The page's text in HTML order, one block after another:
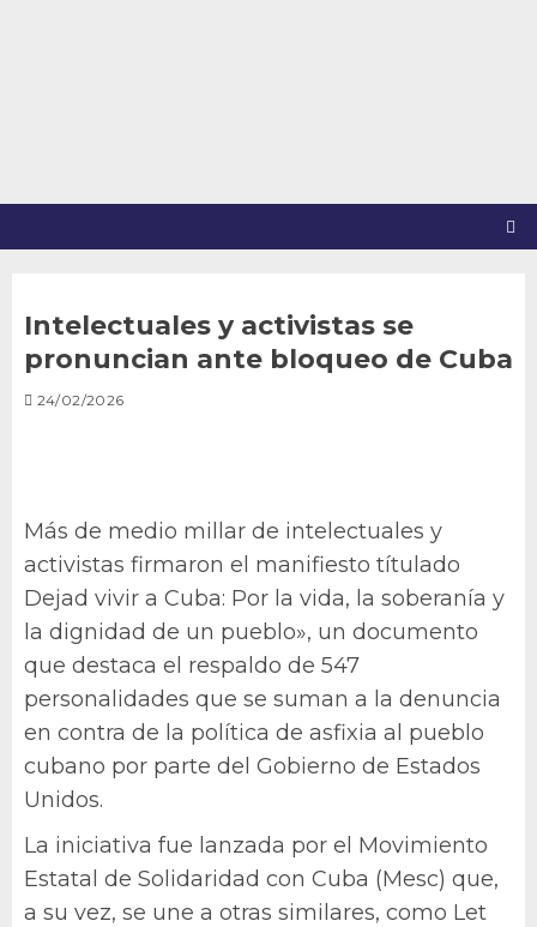
Intelectuales y activistas se
pronuncian ante bloqueo de Cuba
24/02/2026
Más de medio millar de intelectuales y
activistas firmaron el manifiesto títulado
Dejad vivir a Cuba: Por la vida, la soberanía y
la dignidad de un pueblo», un documento
que destaca el respaldo de 547
personalidades que se suman a la denuncia
en contra de la política de asfixia al pueblo
cubano por parte del Gobierno de Estados
Unidos.
La iniciativa fue lanzada por el Movimiento
Estatal de Solidaridad con Cuba (Mesc) que,
a su vez, se une a otras similares, como Let